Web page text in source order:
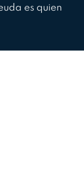
es quien